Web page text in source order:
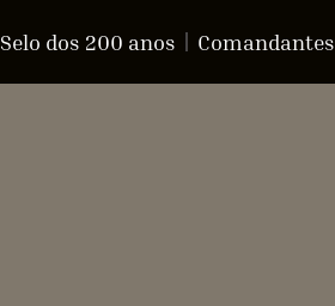
Selo dos 200 anos Comandantes